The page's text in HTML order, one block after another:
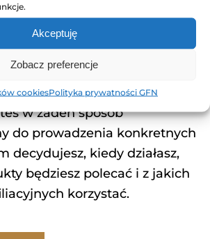
Akceptuję
Zobacz preferencje
cookiesPolityka prywatności GFN
znajomych mailem lub
typu Messenger czy
do programu, muszę
działania?
w żaden sposób
do prowadzenia konkretnych
decydujesz, kiedy działasz,
będziesz polecać i z jakich
korzystać.